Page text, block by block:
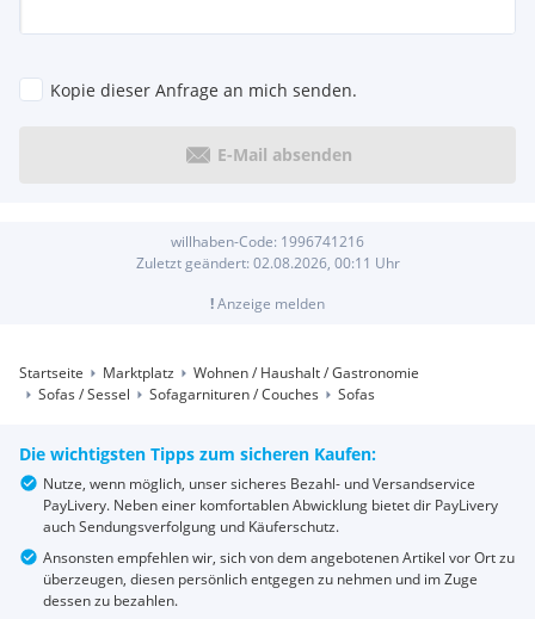
Kopie dieser Anfrage an mich senden.
E-Mail absenden
willhaben-Code: 1996741216
Zuletzt geändert: 02.08.2026, 00:11 Uhr
!Anzeige melden
Startseite Marktplatz
Wohnen / Haushalt / Gastronomie
Sofas / Sessel
Sofagarnituren / Couches Sofas
Die wichtigsten Tipps zum sicheren Kaufen:
Nutze, wenn möglich, unser sicheres Bezahl- und Versandservice
PayLivery. Neben einer komfortablen Abwicklung bietet dir PayLivery
auch Sendungsverfolgung und Käuferschutz.
Ansonsten empfehlen wir, sich von dem angebotenen Artikel vor Ort zu
überzeugen, diesen persönlich entgegen zu nehmen und im Zuge
dessen zu bezahlen.